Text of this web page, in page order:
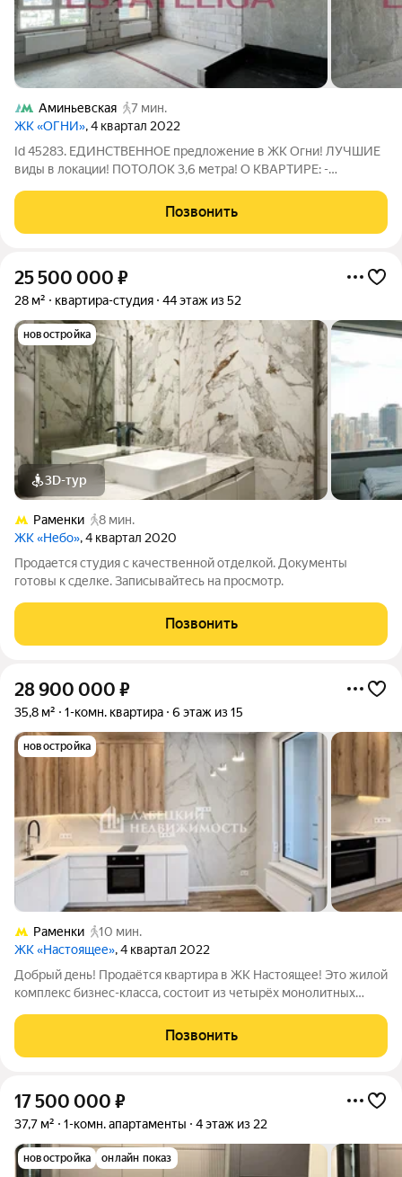
Аминьевская
7 мин.
ЖК «ОГНИ», 4 квартал 2022
Id 45283. ЕДИНСТВЕННОЕ предложение в ЖК Огни! ЛУЧШИЕ
виды в локации! ПОТОЛОК 3,6 метра! О КВАРТИРЕ: -
квартир 101 м2 + 28 м2 - Имеется проект от известного
итальянского дизайнера с мировым именем) -
Позвонить
25 500 000 ₽
28 м² квартира-студия 44 этаж из 52
новостройка
3D-тур
Раменки
8 мин.
ЖК «Небо», 4 квартал 2020
Продается студия с качественной отделкой. Документы
готовы к сделке. Записывайтесь на просмотр.
Позвонить
28 900 000 ₽
35,8 м² 1-комн. квартира 6 этаж из 15
новостройка
Раменки
10 мин.
ЖК «Настоящее», 4 квартал 2022
Добрый день! Продаётся квартира в ЖК Настоящее! Это жилой
комплекс бизнес-класса, состоит из четырёх монолитных
Кстати, если Вы сейчас продаёте свою квартиру, то мы можем
сразу её КУПИТЬ! Безопасно
Позвонить
17 500 000 ₽
37,7 м² 1-комн. апартаменты 4 этаж из 22
новостройка онлайн показ